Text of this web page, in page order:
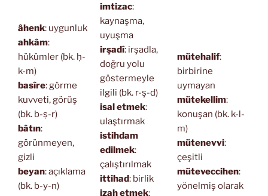
âhenk: uygunluk
ahkâm:
hükümler (bk. ḥ-
k-m)
basîre: görme
kuvveti, görüş
(bk. b-ṣ-r)
bâtın:
görünmeyen,
gizli
beyan: açıklama
(bk. b-y-n)
imtizac:
kaynaşma,
uyuşma
irşadî: irşadla,
doğru yolu
göstermeyle
ilgili (bk. r-ş-d)
isal etmek:
ulaştırmak
istihdam
edilmek:
çalıştırılmak
ittihad: birlik
izah etmek:
mütehalif:
birbirine
uymayan
mütekellim:
konuşan (bk. k-l-
m)
mütenevvi:
çeşitli
müteveccihen:
yönelmiş olarak